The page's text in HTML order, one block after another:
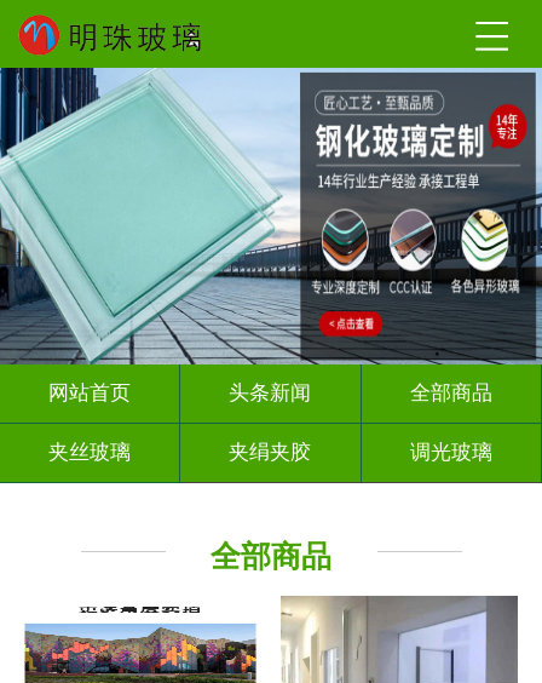
网站首页 头条新闻 全部商品
夹丝玻璃 夹绢夹胶 调光玻璃
其它玻璃
全部商品